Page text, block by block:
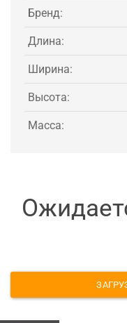
Бренд:
Длина:
Ширина:
Высота:
Масса: